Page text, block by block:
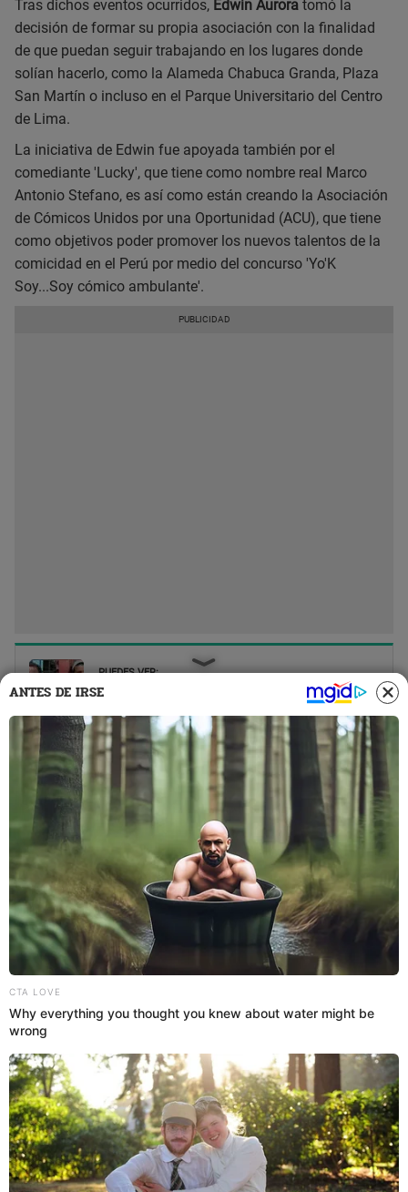
Tras dichos eventos ocurridos, Edwin Aurora tomó la
decisión de formar su propia asociación con la finalidad
de que puedan seguir trabajando en los lugares donde
solían hacerlo, como la Alameda Chabuca Granda, Plaza
San Martín o incluso en el Parque Universitario del Centro
de Lima.
La iniciativa de Edwin fue apoyada también por el
comediante 'Lucky', que tiene como nombre real Marco
Antonio Stefano, es así como están creando la Asociación
de Cómicos Unidos por una Oportunidad (ACU), que tiene
como objetivos poder promover los nuevos talentos de la
comicidad en el Perú por medio del concurso 'Yo'K
Soy...Soy cómico ambulante'.
PUEDES VER:
Cómicos ambulantes: ¿tienen permiso de la
Municipalidad de Lima para hacer shows en
Chabuca Granda?
Un medio local logró tener una conversación con
los
comediantes Edwin Aurora y 'Lucky', quienes comentaron
que ya desean ponerle fin a losenfrentamientos que tiene
con sus colegas
y hacen un llamado a la paz.
“Somos cómicos, y muchos niños y padres de familia nos
ven; no es bueno estar peleando o hablar mal del
compañero. Solo busco un espacio para poder mostrar mi
arte y también dar oportunidad a otros chicos”, cuenta
ANTES DE IRSE